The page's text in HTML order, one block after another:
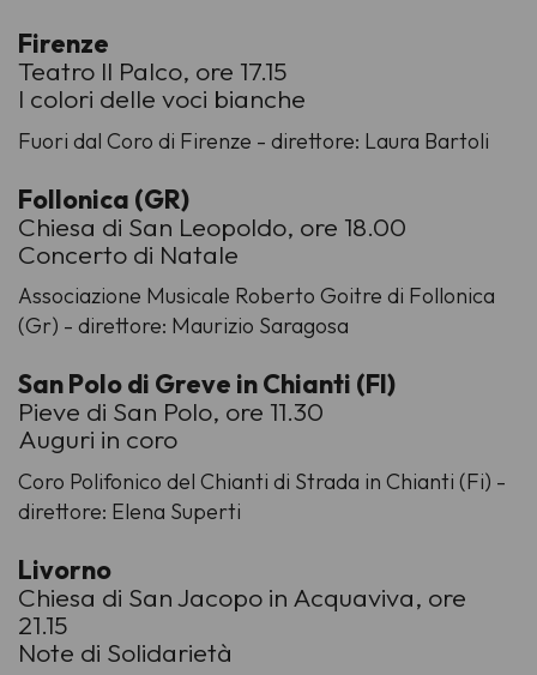
Firenze
Teatro Il Palco, ore 17.15
I colori delle voci bianche
Fuori dal Coro di Firenze - direttore: Laura Bartoli
Follonica (GR)
Chiesa di San Leopoldo, ore 18.00
Concerto di Natale
Associazione Musicale Roberto Goitre di Follonica
(Gr) - direttore: Maurizio Saragosa
San Polo di Greve in Chianti (FI)
Pieve di San Polo, ore 11.30
Auguri in coro
Coro Polifonico del Chianti di Strada in Chianti (Fi) -
direttore: Elena Superti
Livorno
Chiesa di San Jacopo in Acquaviva, ore
21.15
Note di Solidarietà